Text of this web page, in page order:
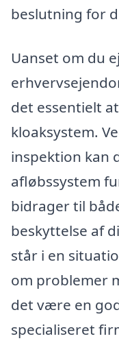
beslutning for
Uanset om du
det essentielt
kloaksystem.
inspektion kan
afløbssystem
bidrager til
beskyttelse af
står i en
om problemer
det være en
specialiseret